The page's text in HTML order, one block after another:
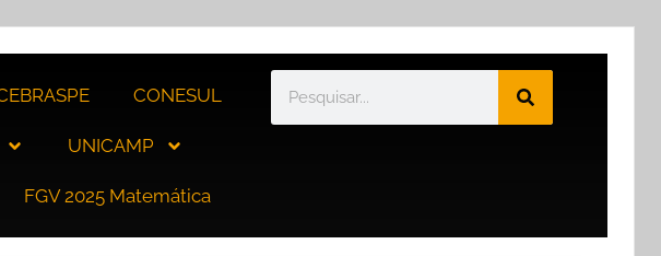
CONESUL
UNICAMP
FGV 2025 Matemática